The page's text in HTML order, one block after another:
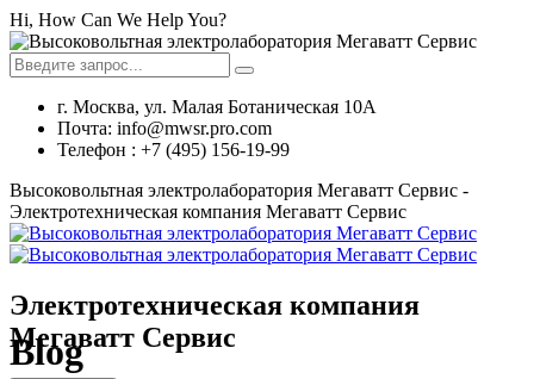
Hi, How Can We Help You?
г. Москва, ул. Малая Ботаническая 10А
Почта: info@mwsr.pro.com
Телефон : +7 (495) 156-19-99
Высоковольтная электролаборатория Мегаватт Сервис -
Электротехническая компания Мегаватт Сервис
Электротехническая компания
Мегаватт Сервис
Blog